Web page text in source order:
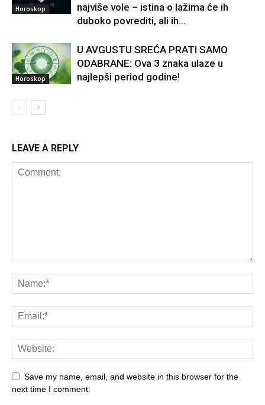
Horoskop
najviše vole – istina o lažima će ih
duboko povrediti, ali ih...
Horoskop
U AVGUSTU SREĆA PRATI SAMO
ODABRANE: Ova 3 znaka ulaze u
najlepši period godine!
LEAVE A REPLY
Save my name, email, and website in this browser for the
next time I comment.